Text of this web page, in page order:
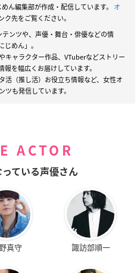
ん編集部が作成・配信しています。 オ
ク先をご覧ください。
ンツや、声優・舞台・俳優などの情
めん」。
キャラクター作品、VTuberなどストリー
を幅広くお届けしています。
活（推し活）お役立ち情報など、女性オ
も発信しています。
ACTOR
ている声優さん
真守 諏訪部順一